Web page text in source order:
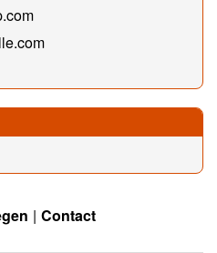
Contact